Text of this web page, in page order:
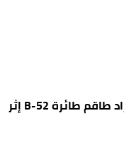
مقتل 8 من أفراد طاقم طائرة B-52 إثر